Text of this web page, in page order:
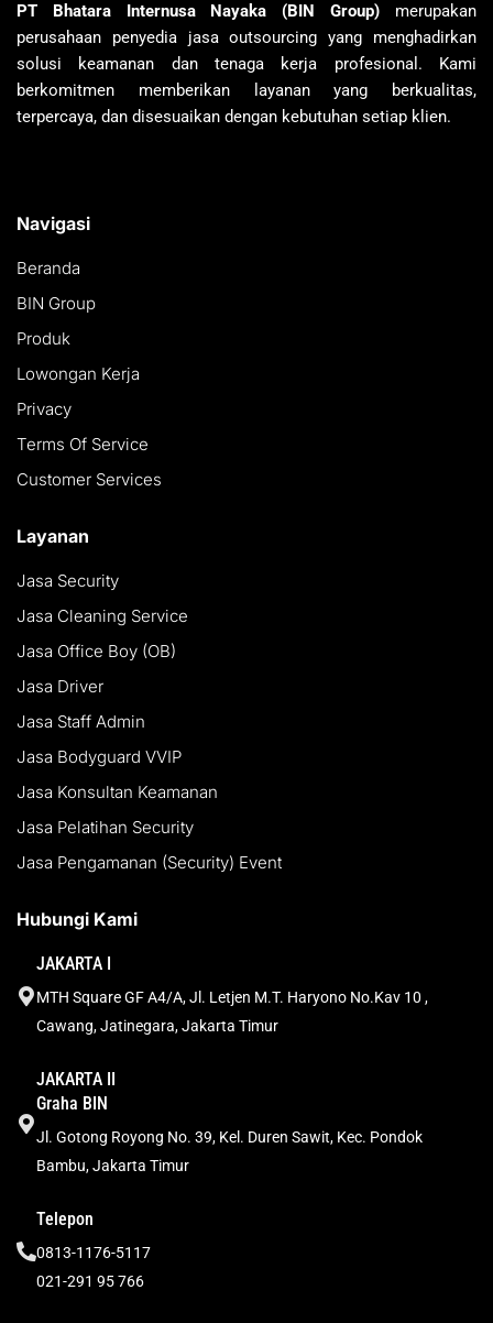
PT Bhatara Internusa Nayaka (BIN Group) merupakan
perusahaan penyedia jasa outsourcing yang menghadirkan
solusi keamanan dan tenaga kerja profesional. Kami
berkomitmen memberikan layanan yang berkualitas,
terpercaya, dan disesuaikan dengan kebutuhan setiap klien.
Navigasi
Beranda
BIN Group
Produk
Lowongan Kerja
Privacy
Terms Of Service
Customer Services
Layanan
Jasa Security
Jasa Cleaning Service
Jasa Office Boy (OB)
Jasa Driver
Jasa Staff Admin
Jasa Bodyguard VVIP
Jasa Konsultan Keamanan
Jasa Pelatihan Security
Jasa Pengamanan (Security) Event
Hubungi Kami
JAKARTA I
MTH Square GF A4/A, Jl. Letjen M.T. Haryono No.Kav 10 ,
Cawang, Jatinegara, Jakarta Timur
JAKARTA II
Graha BIN
Jl. Gotong Royong No. 39, Kel. Duren Sawit, Kec. Pondok
Bambu, Jakarta Timur
Telepon
0813-1176-5117
021-291 95 766